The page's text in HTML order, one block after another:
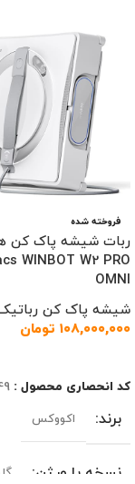
فروخته شده
ربات شیشه‌ پاک‌ کن
WINBOT W2 PRO
OMNI
شیشه پاک کن
۱۰۸,۰۰۰,۰۰۰ تومان
کد انحصاری محصول :
برند اکووکس
نسخه یا ورژن